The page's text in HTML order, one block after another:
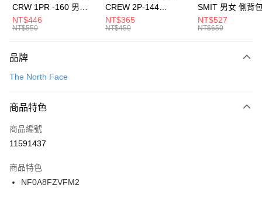
元大商業銀行
台灣樂天信用卡公司
全盈+PAY
AFTEE先享後付
【關於「AFTEE先享後付」】
便利好安心！
３．安心：先確認商品／服務後，再付款。
【「AFTEE先享後付」結帳流程】
１．於結帳方式選擇「AFTEE先享後付」後，將跳轉至「AFTEE先享後付」
２．訂單成立數日內，您將收到繳費通知簡訊。
３．收到繳費通知簡訊後14天內，點擊此簡訊中的連結，可透過四大超商／
ATM／網路銀行／等多元方式進行付款，方視為交易完成。
運送方式
每筆NT$100，滿NT$1,500(含以上)免運費
宅配
每筆NT$100，滿NT$1,500(含以上)免運費
付款後門市自取
每筆NT$100，滿NT$1,500(含以上)免運費
CRW 1PR -160 男女
中統襪 FZ3393100
NT$446
NT$550
CREW 2P-144
EMBRDY 男女 短統襪
FZ3073133
NT$365
NT$450
SMIT 男女 側背
BA5871010
NT$527
NT$650
品牌
The North Face
商品特色
商品編號
11591437
商品特色
NF0A8FZVFM2